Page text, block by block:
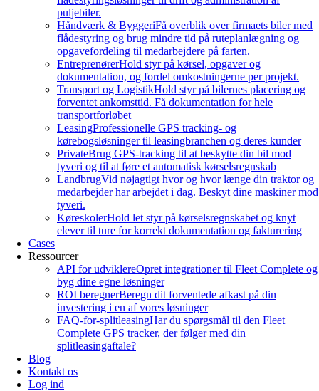
puljebiler.
Håndværk & ByggeriFå overblik over firmaets biler med
flådestyring og brug mindre tid på ruteplanlægning og
opgavefordeling til medarbejdere på farten.
EntreprenørerHold styr på kørsel, opgaver og
dokumentation, og fordel omkostningerne per projekt.
Transport og LogistikHold styr på bilernes placering og
forventet ankomsttid. Få dokumentation for hele
transportforløbet
LeasingProfessionelle GPS tracking- og
kørebogsløsninger til leasingbranchen og deres kunder
PrivateBrug GPS-tracking til at beskytte din bil mod
tyveri og til at føre et automatisk kørselsregnskab
LandbrugVid nøjagtigt hvor og hvor længe din traktor og
medarbejder har arbejdet i dag. Beskyt dine maskiner mod
tyveri.
KøreskolerHold let styr på kørselsregnskabet og knyt
elever til ture for korrekt dokumentation og fakturering
Cases
Ressourcer
API for udviklereOpret integrationer til Fleet Complete og
byg dine egne løsninger
ROI beregnerBeregn dit forventede afkast på din
investering i en af vores løsninger
FAQ-for-splitleasingHar du spørgsmål til den Fleet
Complete GPS tracker, der følger med din
splitleasingaftale?
Blog
Kontakt os
Log ind